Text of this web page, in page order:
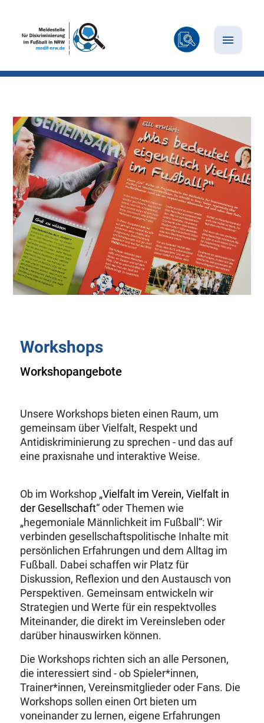
Workshops
Workshopangebote
Unsere Workshops bieten einen Raum, um
gemeinsam über Vielfalt, Respekt und
Antidiskriminierung zu sprechen - und das auf
eine praxisnahe und interaktive Weise.
Ob im Workshop „Vielfalt im Verein, Vielfalt in
der Gesellschaft“ oder Themen wie
„hegemoniale Männlichkeit im Fußball“: Wir
verbinden gesellschaftspolitische Inhalte mit
persönlichen Erfahrungen und dem Alltag im
Fußball. Dabei schaffen wir Platz für
Diskussion, Reflexion und den Austausch von
Perspektiven. Gemeinsam entwickeln wir
Strategien und Werte für ein respektvolles
Miteinander, die direkt im Vereinsleben oder
darüber hinauswirken können.
Die Workshops richten sich an alle Personen,
die interessiert sind - ob Spieler*innen,
Trainer*innen, Vereinsmitglieder oder Fans. Die
Workshops sollen einen Ort bieten um
voneinander zu lernen, eigene Erfahrungen